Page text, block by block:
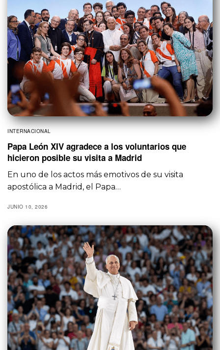
INTERNACIONAL
Papa León XIV agradece a los voluntarios que
hicieron posible su visita a Madrid
En uno de los actos más emotivos de su visita
apostólica a Madrid, el Papa…
JUNIO 10, 2026